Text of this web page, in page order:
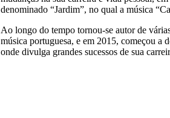
denominado “Jardim”, no qual a música
Ao longo do tempo tornou-se autor de
música portuguesa, e em 2015, começou a
onde divulga grandes sucessos de sua